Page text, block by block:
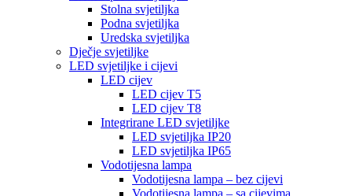
Stolna svjetiljka
Podna svjetiljka
Uredska svjetiljka
Dječje svjetiljke
LED svjetiljke i cijevi
LED cijev
LED cijev T5
LED cijev T8
Integrirane LED svjetiljke
LED svjetiljka IP20
LED svjetiljka IP65
Vodotijesna lampa
Vodotijesna lampa – bez cijevi
Vodotijesna lampa – sa cijevima